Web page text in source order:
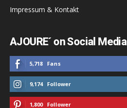
Impressum & Kontakt
AJOURE´ on Social Media
5,718 Fans
9,174 Follower
1,800 Follower